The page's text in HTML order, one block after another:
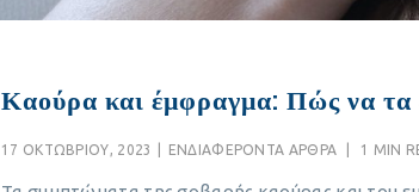
Καούρα και έμφραγμα: Πώς να τα
17 ΟΚΤΩΒΡΊΟΥ, 2023 EΝΔΙΑΦΈΡΟΝΤΑ ΆΡΘΡΑ 1 MIN